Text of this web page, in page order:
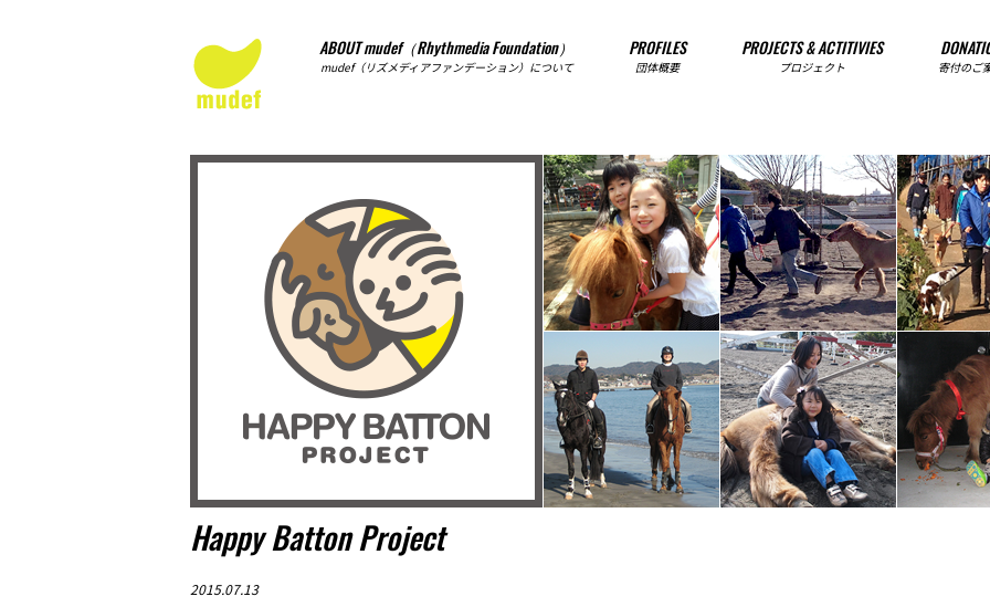
ABOUT mudef（Rhythmedia Foundation）
mudef（リズメディアファンデーション）について
PROFILES
団体概要
PROJECTS & ACTITIVIES
プロジェクト 寄付のご
Happy Batton Project
2015.07.13